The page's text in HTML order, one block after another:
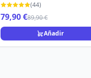
(44)
79,90 €89,90 €
Añadir